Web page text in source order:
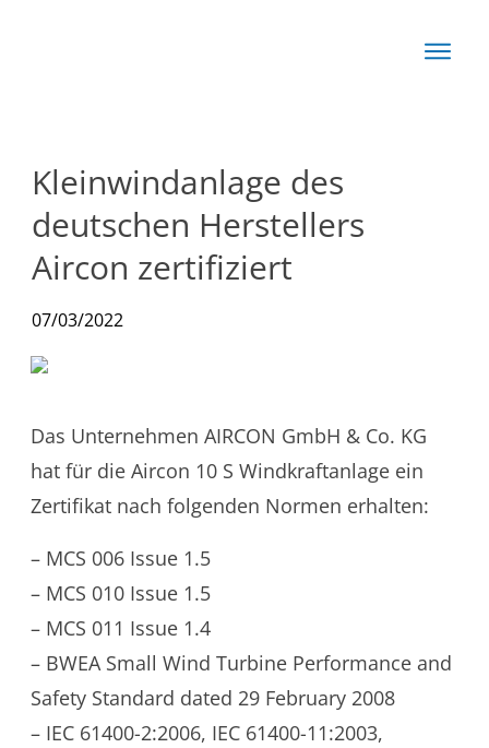
Kleinwindanlage des
deutschen Herstellers
Aircon zertifiziert
07/03/2022
Das Unternehmen AIRCON GmbH & Co. KG
hat für die Aircon 10 S Windkraftanlage ein
Zertifikat nach folgenden Normen erhalten:
– MCS 006 Issue 1.5
– MCS 010 Issue 1.5
– MCS 011 Issue 1.4
– BWEA Small Wind Turbine Performance and
Safety Standard dated 29 February 2008
– IEC 61400-2:2006, IEC 61400-11:2003,